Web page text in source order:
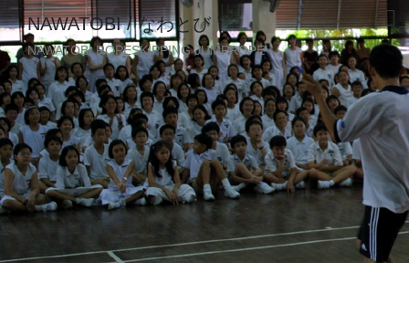
NAWATOBI / なわとび
NAWATOBI ROPESKIPPING JUMPROPE